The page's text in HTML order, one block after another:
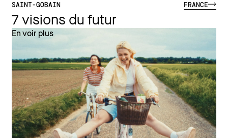
SAINT-GOBAIN FRANCE
7 visions du futur
En voir plus